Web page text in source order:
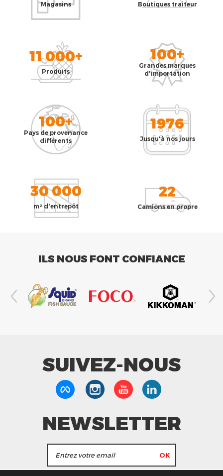
Magasins Boutiques traiteur
11 000+
Produits
100+
Grandes marques
d'importation
100+
Pays de provenance
différents
1976
Jusqu'à nos jours
30 000
m² d'entrepôt
22
Camions en propre
ILS NOUS FONT CONFIANCE
SUIVEZ-NOUS
NEWSLETTER